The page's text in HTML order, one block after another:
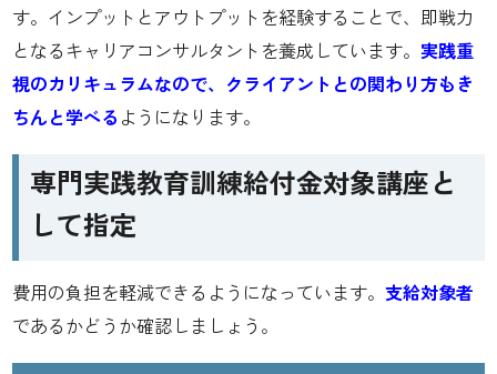
す。インプットとアウトプットを経験することで、即戦力
となるキャリアコンサルタントを養成しています。実践重
視のカリキュラムなので、クライアントとの関わり方もき
ちんと学べる ようになります。
専門実践教育訓練給付金対象講座と
して指定
費用の負担を軽減できるようになっています。支給対象者
であるかどうか確認しましょう。